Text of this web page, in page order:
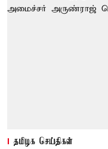
தமிழக செய்திகள்